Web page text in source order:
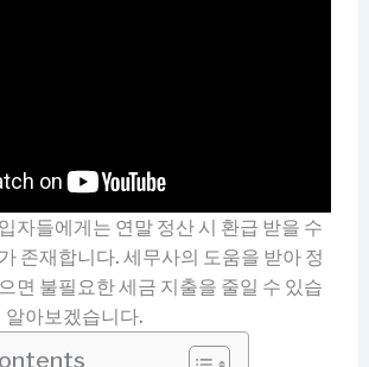
자들에게는 연말 정산 시 환급 받을 수
존재합니다. 세무사의 도움을 받아 정
면 불필요한 세금 지출을 줄일 수 있습
알아보겠습니다.